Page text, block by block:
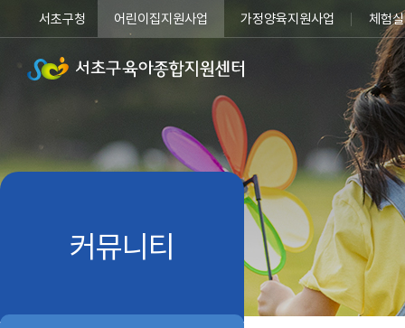
서초구청 어린이집지원사업 가정양육지원사업 체험실
커뮤니티